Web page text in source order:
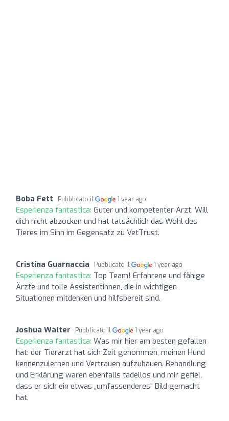
Boba Fett Pubblicato il 1 year ago
Esperienza fantastica: Guter und kompetenter Arzt. Will
dich nicht abzocken und hat tatsächlich das Wohl des
Tieres im Sinn im Gegensatz zu VetTrust.
Cristina Guarnaccia Pubblicato il 1 year ago
Esperienza fantastica: Top Team! Erfahrene und fähige
Ärzte und tolle Assistentinnen, die in wichtigen
Situationen mitdenken und hilfsbereit sind.
Joshua Walter Pubblicato il 1 year ago
Esperienza fantastica: Was mir hier am besten gefallen
hat: der Tierarzt hat sich Zeit genommen, meinen Hund
kennenzulernen und Vertrauen aufzubauen. Behandlung
und Erklärung waren ebenfalls tadellos und mir gefiel,
dass er sich ein etwas „umfassenderes“ Bild gemacht
hat.